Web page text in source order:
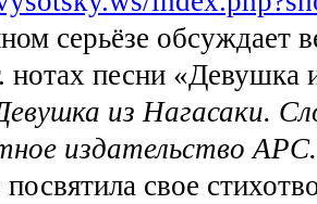
серьёзе обсуждает
нотах песни «Девушка
из Нагасаки.
издательство
свое